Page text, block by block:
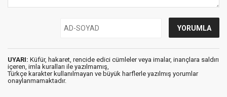
UYARI: Küfür, hakaret, rencide edici cümleler veya imalar, inançlara saldırı
içeren, imla kuralları ile yazılmamış,
Türkçe karakter kullanılmayan ve büyük harflerle yazılmış yorumlar
onaylanmamaktadır.